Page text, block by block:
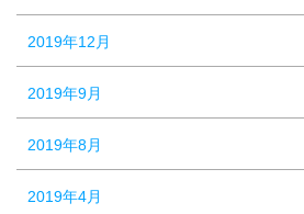
2019年12月
2019年9月
2019年8月
2019年4月